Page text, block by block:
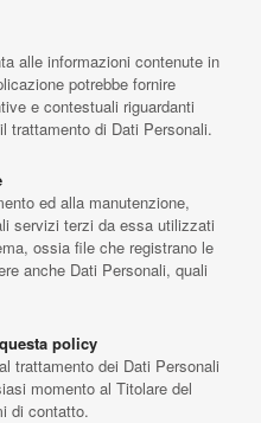
alle informazioni contenute in
potrebbe fornire
e contestuali riguardanti
trattamento di Dati Personali.
ed alla manutenzione,
servizi terzi da essa utilizzati
ossia file che registrano le
anche Dati Personali, quali
policy
trattamento dei Dati Personali
momento al Titolare del
di contatto.